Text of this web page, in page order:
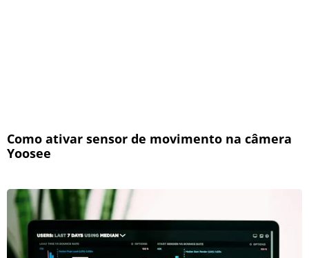
Como ativar sensor de movimento na câmera
Yoosee